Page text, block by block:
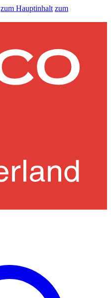
zum Hauptinhalt zum